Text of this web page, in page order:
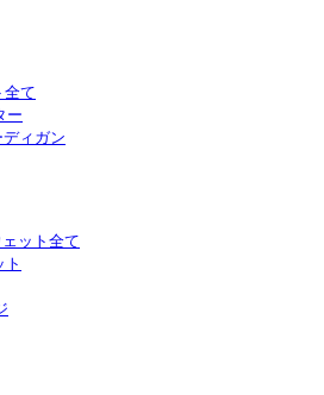
全て
ー
ディガン
ット全て
ト